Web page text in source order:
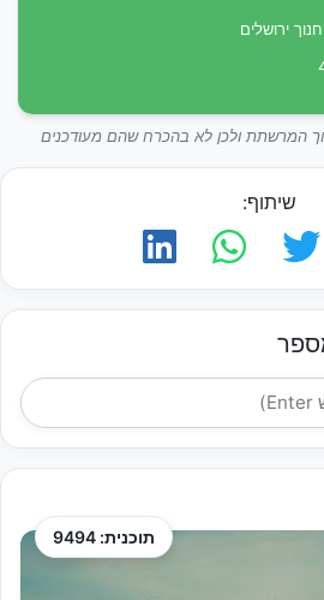
ירושלים
המרשתת ולכן לא בהכרח שהם מעודכנים
שיתוף:
תוכנית: 9494